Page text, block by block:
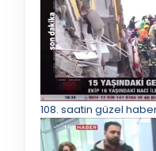
108. saatin güzel